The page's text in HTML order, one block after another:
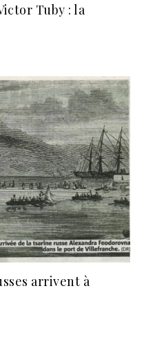
Tuby : la
arrivent à